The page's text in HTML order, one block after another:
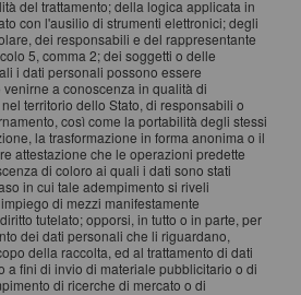
del trattamento; della logica applicata in
con l'ausilio di strumenti elettronici; degli
dei responsabili e del rappresentante
5, comma 2; dei soggetti o delle
i dati personali possono essere
a conoscenza in qualità di
territorio dello Stato, di responsabili o
così come la portabilità degli stessi
la trasformazione in forma anonima o il
attestazione che le operazioni predette
di coloro ai quali i dati sono stati
in cui tale adempimento si riveli
di mezzi manifestamente
tutelato; opporsi, in tutto o in parte, per
dei dati personali che li riguardano,
della raccolta, ed al trattamento di dati
a fini di invio di materiale pubblicitario o di
di ricerche di mercato o di